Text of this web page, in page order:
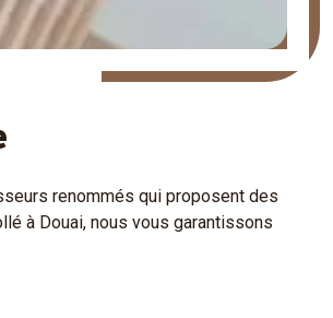
renommés qui proposent des
à Douai, nous vous garantissons